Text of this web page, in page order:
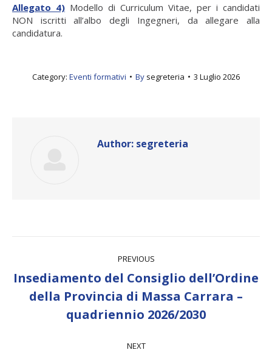
Allegato 4) Modello di Curriculum Vitae, per i candidati
NON iscritti all’albo degli Ingegneri, da allegare alla
candidatura.
Category: Eventi formativi By segreteria 3 Luglio 2026
Author: segreteria
navigation
PREVIOUS
Previous
Insediamento del Consiglio dell’Ordine
della Provincia di Massa Carrara –
quadriennio 2026/2030
NEXT